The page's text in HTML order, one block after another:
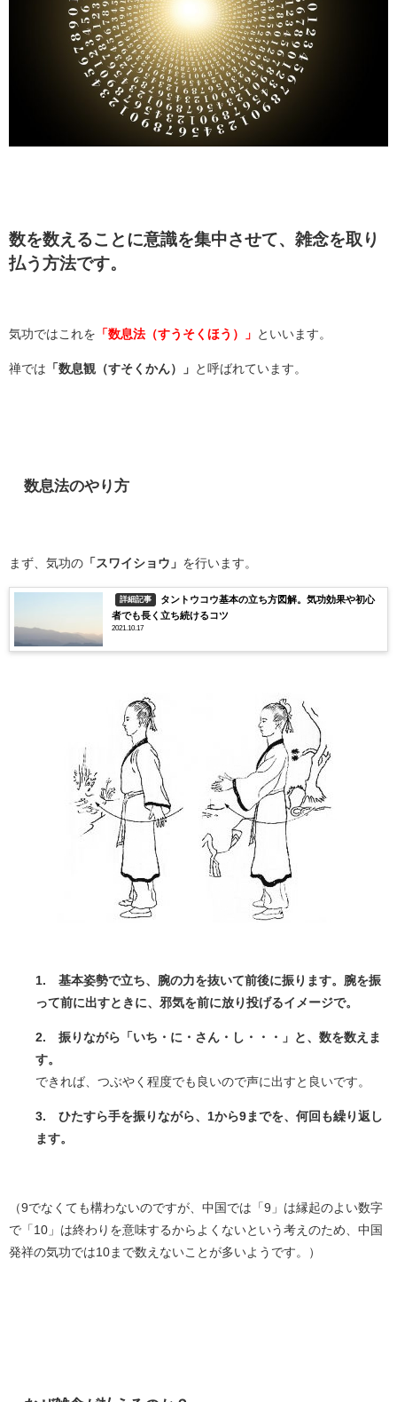
数を数えることに意識を集中させて、雑念を取り
払う方法です。
気功ではこれを 「数息法（すうそくほう）」 といいます。
禅では 「数息観（すそくかん）」 と呼ばれています。
数息法のやり方
まず、気功の 「スワイショウ」 を行います。
詳細記事
タントウコウ基本の立ち方図解。気功効果や初心
者でも長く立ち続けるコツ
2021.10.17
1. 基本姿勢で立ち、腕の力を抜いて前後に振ります。 腕を振
って前に出すときに、邪気を前に放り投げるイメージで。
2. 振りながら「いち・に・さん・し・・・」と、数を数えま
す。
できれば、つぶやく程度でも良いので声に出すと良いです。
3. ひたすら手を振りながら、1から9までを、何回も繰り返し
ます。
（9でなくても構わないのですが、中国では「9」は縁起のよい数字
で「10」は終わりを意味するからよくないという考えのため、中国
発祥の気功では10まで数えないことが多いようです。）